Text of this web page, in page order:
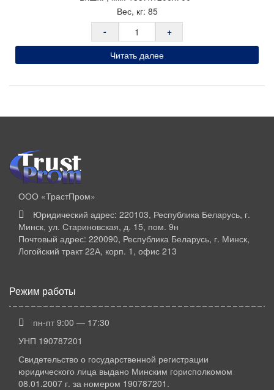
Вес, кг: 85
-
+
Читать далее
ООО «ТрастПром»
Юридический адрес: 220103, Республика Беларусь, г.
Минск, ул. Стариновская, д. 15, пом. 9н
Почтовый адрес: 220090, Республика Беларусь, г. Минск,
Логойский тракт 22А, корп. 1, офис 213
Режим работы
пн-пт 9:00 — 17:30
УНП 190787201
Свидетельство о государственной регистрации
юридического лица выдано Минским горисполкомом
08.01.2007 г. за номером 190787201.